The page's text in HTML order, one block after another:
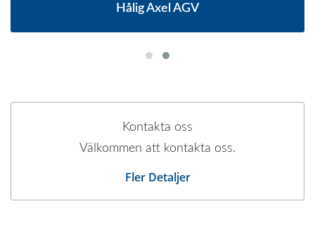
Hålig Axel AGV
Kontakta oss
Välkommen att kontakta oss.
Fler Detaljer